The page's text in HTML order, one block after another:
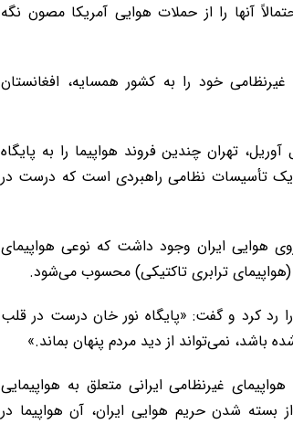
آنها را از حملات هوایی آمریکا مصون نگه
خود را به کشور همسایه، افغانستان
تهران چندین فروند هواپیما را به پایگاه
یک تأسیسات نظامی راهبردی است که درست در
نظامی ارسالی، یک فروند آر سی-۱۳۰ از نیروی هوایی ایران وجود داشت که نوعی هواپیمای
را رد کرد و گفت: «پایگاه نور خان درست در قلب
باشد، نمی‌تواند از دید مردم پنهان بماند.»
غیرنظامی ایرانی متعلق به هواپیمایی
شدن حریم هوایی ایران، آن هواپیما در